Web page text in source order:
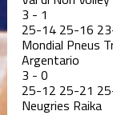
3 - 1
25-14 25-16 23
Mondial Pneus
Argentario
3 - 0
25-12 25-21 25
Neugries Raika